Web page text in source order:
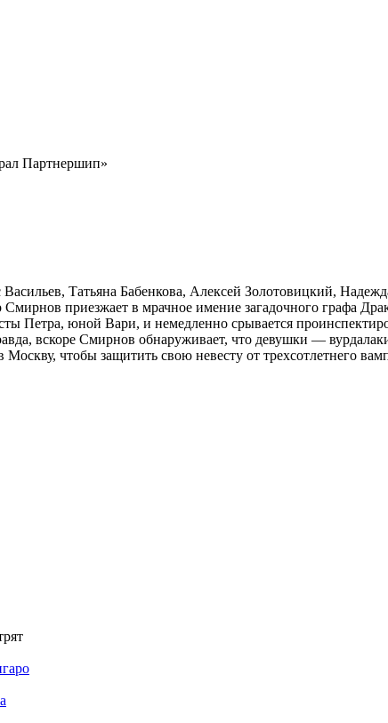
Партнершип»
Татьяна Бабенкова, Алексей Золотовицкий,
приезжает в мрачное имение загадочного графа
Петра, юной Вари, и немедленно срывается
вскоре Смирнов обнаруживает, что девушки —
чтобы защитить свою невесту от трехсотлетнего